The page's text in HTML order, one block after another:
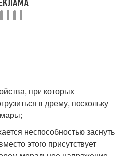
при которых
в дрему, поскольку
неспособностью заснуть
этого присутствует